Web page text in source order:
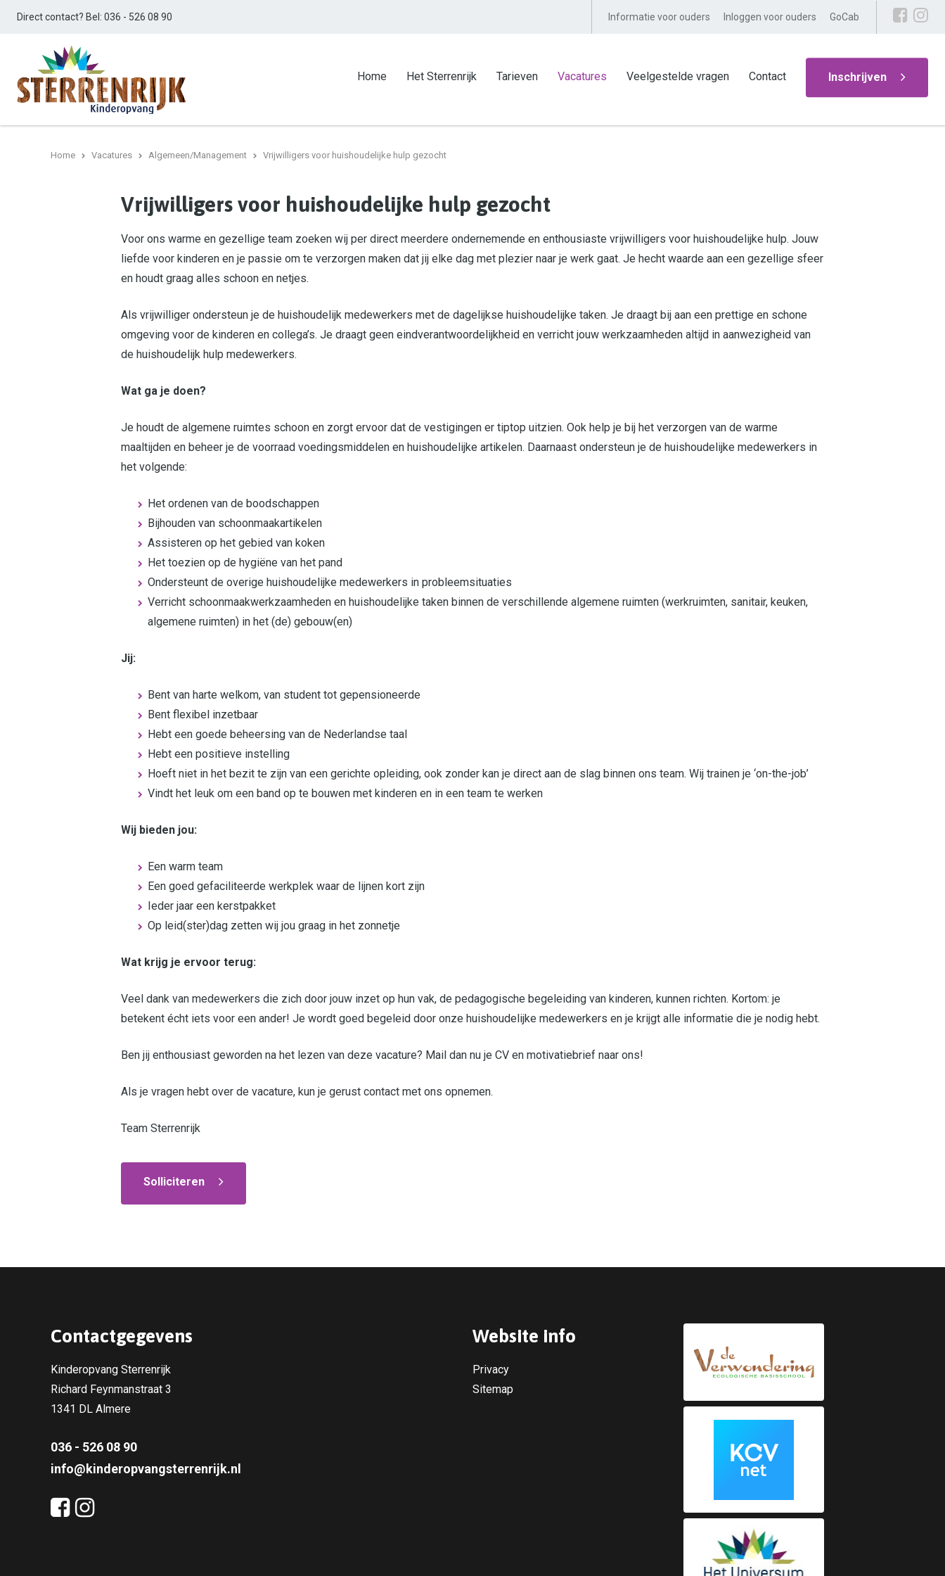
Direct contact? Bel: 036 - 526 08 90 Informatie voor ouders Inloggen voor ouders GoCab
Home Het Sterrenrijk Tarieven Vacatures Veelgestelde vragen Contact Inschrijven
Home Vacatures Algemeen/Management Vrijwilligers voor huishoudelijke hulp gezocht
Vrijwilligers voor huishoudelijke hulp gezocht
Voor ons warme en gezellige team zoeken wij per direct meerdere ondernemende en enthousiaste vrijwilligers voor huishoudelijke hulp. Jouw
liefde voor kinderen en je passie om te verzorgen maken dat jij elke dag met plezier naar je werk gaat. Je hecht waarde aan een gezellige sfeer
en houdt graag alles schoon en netjes.
Als vrijwilliger ondersteun je de huishoudelijk medewerkers met de dagelijkse huishoudelijke taken. Je draagt bij aan een prettige en schone
omgeving voor de kinderen en collega’s. Je draagt geen eindverantwoordelijkheid en verricht jouw werkzaamheden altijd in aanwezigheid van
de huishoudelijk hulp medewerkers.
Wat ga je doen?
Je houdt de algemene ruimtes schoon en zorgt ervoor dat de vestigingen er tiptop uitzien. Ook help je bij het verzorgen van de warme
maaltijden en beheer je de voorraad voedingsmiddelen en huishoudelijke artikelen. Daarnaast ondersteun je de huishoudelijke medewerkers in
het volgende:
Het ordenen van de boodschappen
Bijhouden van schoonmaakartikelen
Assisteren op het gebied van koken
Het toezien op de hygiëne van het pand
Ondersteunt de overige huishoudelijke medewerkers in probleemsituaties
Verricht schoonmaakwerkzaamheden en huishoudelijke taken binnen de verschillende algemene ruimten (werkruimten, sanitair, keuken,
algemene ruimten) in het (de) gebouw(en)
Jij:
Bent van harte welkom, van student tot gepensioneerde
Bent flexibel inzetbaar
Hebt een goede beheersing van de Nederlandse taal
Hebt een positieve instelling
Hoeft niet in het bezit te zijn van een gerichte opleiding, ook zonder kan je direct aan de slag binnen ons team. Wij trainen je ‘on-the-job’
Vindt het leuk om een band op te bouwen met kinderen en in een team te werken
Wij bieden jou:
Een warm team
Een goed gefaciliteerde werkplek waar de lijnen kort zijn
Ieder jaar een kerstpakket
Op leid(ster)dag zetten wij jou graag in het zonnetje
Wat krijg je ervoor terug:
Veel dank van medewerkers die zich door jouw inzet op hun vak, de pedagogische begeleiding van kinderen, kunnen richten. Kortom: je
betekent écht iets voor een ander! Je wordt goed begeleid door onze huishoudelijke medewerkers en je krijgt alle informatie die je nodig hebt.
Ben jij enthousiast geworden na het lezen van deze vacature? Mail dan nu je CV en motivatiebrief naar ons!
Als je vragen hebt over de vacature, kun je gerust contact met ons opnemen.
Team Sterrenrijk
Solliciteren
Contactgegevens
Kinderopvang Sterrenrijk
Richard Feynmanstraat 3
1341 DL Almere
036 - 526 08 90
info@kinderopvangsterrenrijk.nl
Website info
Privacy
Sitemap